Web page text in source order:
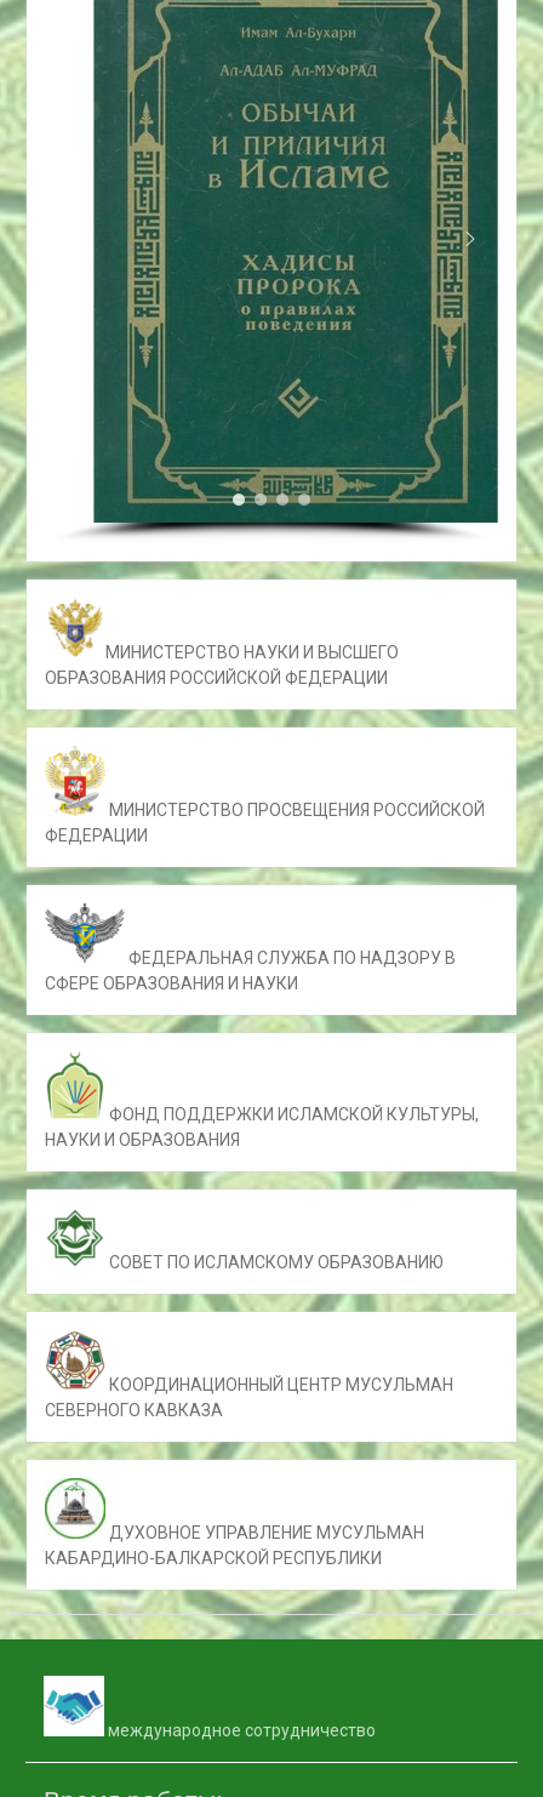
МИНИСТЕРСТВО НАУКИ И ВЫСШЕГО
ОБРАЗОВАНИЯ РОССИЙСКОЙ ФЕДЕРАЦИИ
МИНИСТЕРСТВО ПРОСВЕЩЕНИЯ РОССИЙСКОЙ
ФЕДЕРАЦИИ
ФЕДЕРАЛЬНАЯ СЛУЖБА ПО НАДЗОРУ В
СФЕРЕ ОБРАЗОВАНИЯ И НАУКИ
ФОНД ПОДДЕРЖКИ ИСЛАМСКОЙ КУЛЬТУРЫ,
НАУКИ И ОБРАЗОВАНИЯ
СОВЕТ ПО ИСЛАМСКОМУ ОБРАЗОВАНИЮ
КООРДИНАЦИОННЫЙ ЦЕНТР МУСУЛЬМАН
СЕВЕРНОГО КАВКАЗА
ДУХОВНОЕ УПРАВЛЕНИЕ МУСУЛЬМАН
КАБАРДИНО-БАЛКАРСКОЙ РЕСПУБЛИКИ
международное сотрудничество